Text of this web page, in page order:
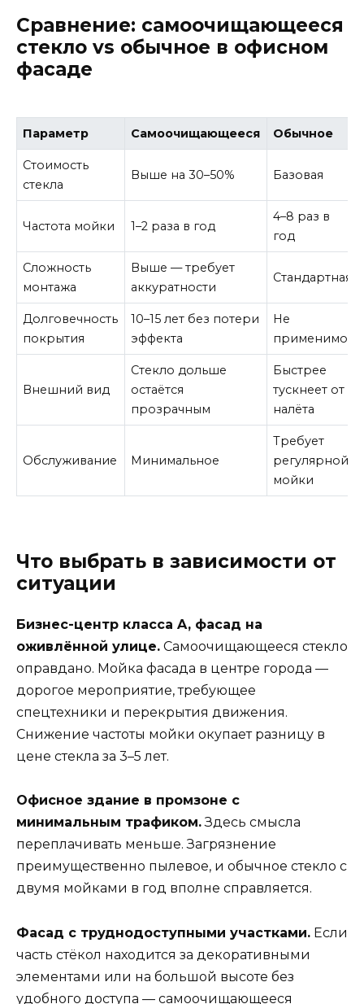
Сравнение: самоочищающееся
стекло vs обычное в офисном
фасаде
Параметр Самоочищающееся Обычное
Стоимость
стекла
Выше на 30–50% Базовая
Частота мойки 1–2 раза в год
4–8 раз в
год
Сложность
монтажа
Выше — требует
аккуратности
Стандартная
Долговечность
покрытия
10–15 лет без потери
эффекта
Не
применимо
Внешний вид
Стекло дольше
остаётся
прозрачным
Быстрее
тускнеет от
налёта
Обслуживание Минимальное
Требует
регулярной
мойки
Что выбрать в зависимости от
ситуации
Бизнес-центр класса A, фасад на
оживлённой улице. Самоочищающееся стекло
оправдано. Мойка фасада в центре города —
дорогое мероприятие, требующее
спецтехники и перекрытия движения.
Снижение частоты мойки окупает разницу в
цене стекла за 3–5 лет.
Офисное здание в промзоне с
минимальным трафиком.Здесь смысла
переплачивать меньше. Загрязнение
преимущественно пылевое, и обычное стекло с
двумя мойками в год вполне справляется.
Фасад с труднодоступными участками. Если
часть стёкол находится за декоративными
элементами или на большой высоте без
удобного доступа — самоочищающееся